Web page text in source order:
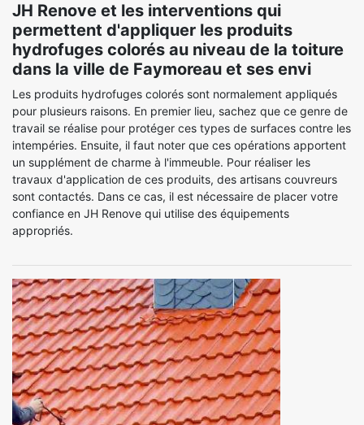
JH Renove et les interventions qui
permettent d'appliquer les produits
hydrofuges colorés au niveau de la toiture
dans la ville de Faymoreau et ses envi
Les produits hydrofuges colorés sont normalement appliqués
pour plusieurs raisons. En premier lieu, sachez que ce genre de
travail se réalise pour protéger ces types de surfaces contre les
intempéries. Ensuite, il faut noter que ces opérations apportent
un supplément de charme à l'immeuble. Pour réaliser les
travaux d'application de ces produits, des artisans couvreurs
sont contactés. Dans ce cas, il est nécessaire de placer votre
confiance en JH Renove qui utilise des équipements
appropriés.